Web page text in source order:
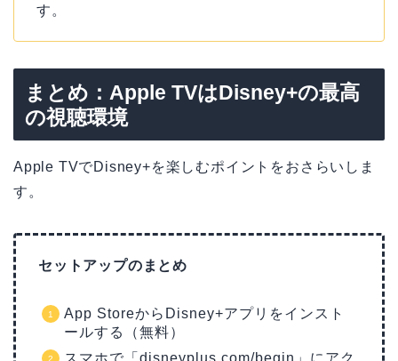
す。
まとめ：Apple TVはDisney+の最高
の視聴環境
Apple TVでDisney+を楽しむポイントをおさらいしま
す。
セットアップのまとめ
App StoreからDisney+アプリをインスト
ールする（無料）
スマホで「disneyplus.com/begin」にアク